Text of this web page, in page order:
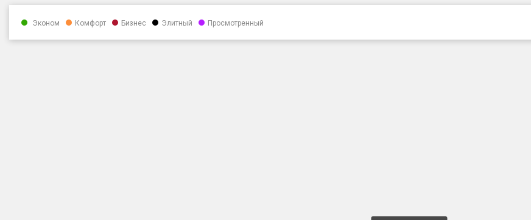
Эконом Комфорт Бизнес Элитный Просмотренный